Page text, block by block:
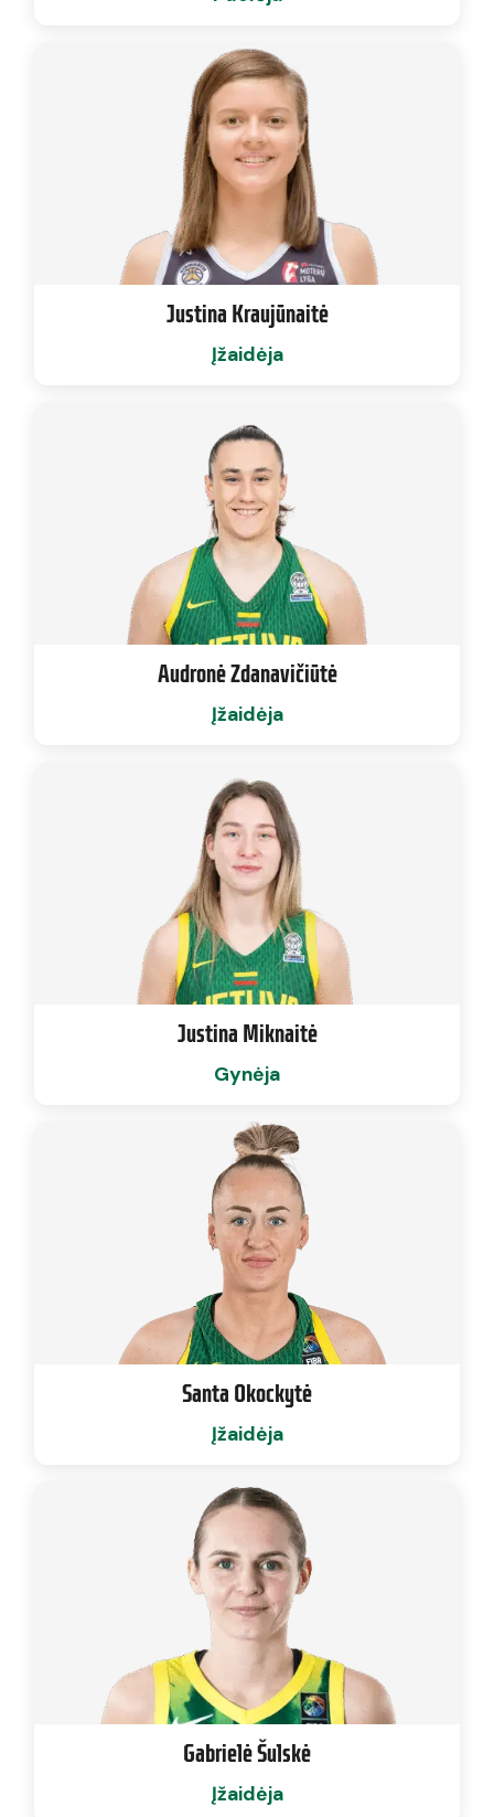
Justina Kraujūnaitė
Įžaidėja
Audronė Zdanavičiūtė
Įžaidėja
Justina Miknaitė
Gynėja
Santa Okockytė
Įžaidėja
Gabrielė Šulskė
Įžaidėja